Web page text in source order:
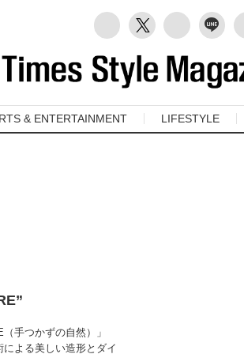
& ENTERTAINMENT LIFESTYLE
手つかずの自然）」
よる美しい造形とダイ